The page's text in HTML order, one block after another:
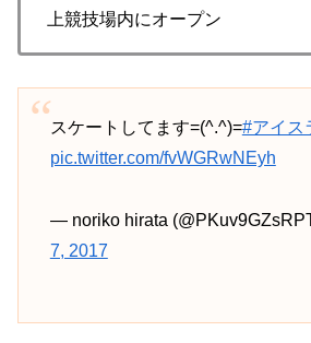
上競技場内にオープン
スケートしてます=(^.^)=#アイス
pic.twitter.com/fvWGRwNEyh
— noriko hirata
7, 2017